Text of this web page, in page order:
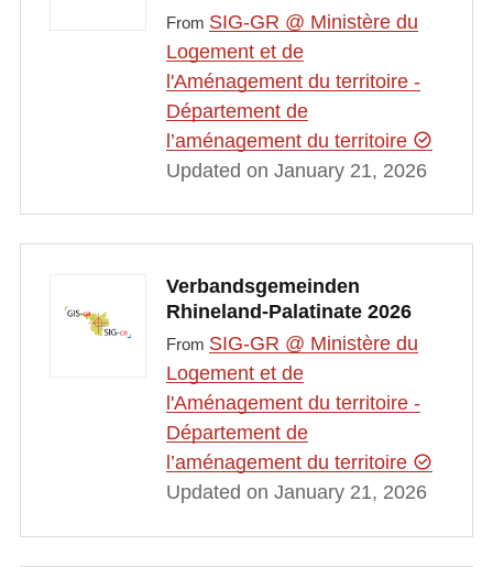
From SIG-GR @ Ministère du
Logement et de
l'Aménagement du territoire -
Département de
l’aménagement du territoire
Updated on January 21, 2026
Verbandsgemeinden
Rhineland-Palatinate 2026
From SIG-GR @ Ministère du
Logement et de
l'Aménagement du territoire -
Département de
l’aménagement du territoire
Updated on January 21, 2026